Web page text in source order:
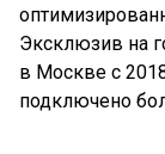
Эксклюзив на
в Москве с
подключено